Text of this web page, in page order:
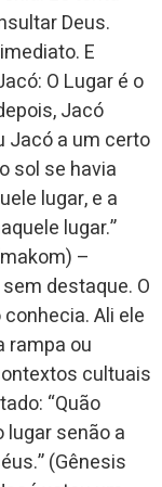
Deus.
E
O Lugar é o
Jacó
Jacó a um certo
sol se havia
lugar, e a
lugar.”
destaque. O
Ali ele
cultuais
“Quão
lugar senão a
(Gênesis